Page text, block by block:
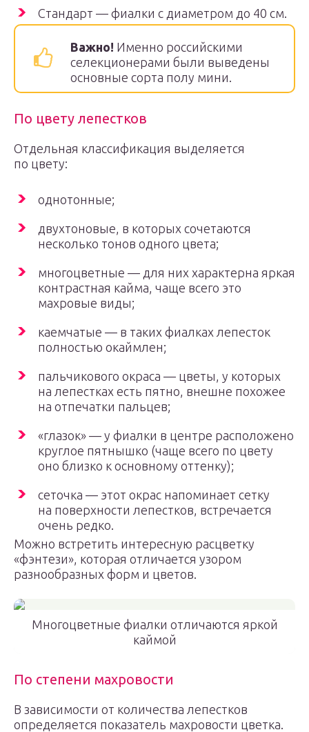
Стандарт — фиалки с диаметром до 40 см.
Важно! Именно российскими
селекционерами были выведены
основные сорта полу мини.
По цвету лепестков
Отдельная классификация выделяется
по цвету:
однотонные;
двухтоновые, в которых сочетаются
несколько тонов одного цвета;
многоцветные — для них характерна яркая
контрастная кайма, чаще всего это
махровые виды;
каемчатые — в таких фиалках лепесток
полностью окаймлен;
пальчикового окраса — цветы, у которых
на лепестках есть пятно, внешне похожее
на отпечатки пальцев;
«глазок» — у фиалки в центре расположено
круглое пятнышко (чаще всего по цвету
оно близко к основному оттенку);
сеточка — этот окрас напоминает сетку
на поверхности лепестков, встречается
очень редко.
Можно встретить интересную расцветку
«фэнтези», которая отличается узором
разнообразных форм и цветов.
Многоцветные фиалки отличаются яркой
каймой
По степени махровости
В зависимости от количества лепестков
определяется показатель махровости цветка.